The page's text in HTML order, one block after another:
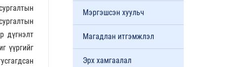
дүгнэлт
үүргийг
Мэргэшсэн хуульч
Магадлан итгэмжлэл
Эрх хамгаалал